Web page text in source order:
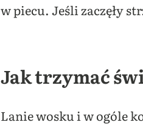
w piecu. Jeśli zaczęły
Jak trzymać
Lanie wosku i w ogóle